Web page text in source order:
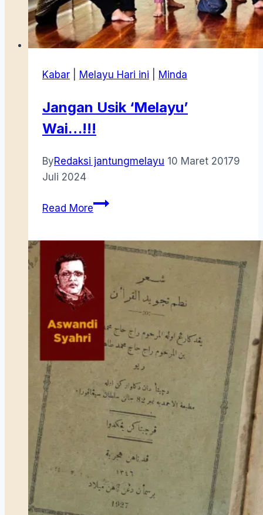
Kabar Melayu Hari ini Minda
Jangan Usik ‘Melayu’
Wai…!!!
ByRedaksi jantungmelayu 10 Maret 20179
Juli 2024
Read MoreJangan
Wai…!!!